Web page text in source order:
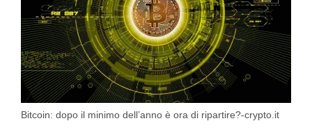
Bitcoin: dopo il minimo dell’anno è ora di ripartire?-crypto.it